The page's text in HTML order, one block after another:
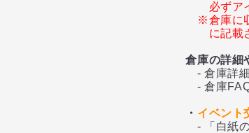
必ずア
※倉庫に
に記載
倉庫の詳細
- 倉庫詳細
- 倉庫FAQ
・ イベント
- 「白紙の設